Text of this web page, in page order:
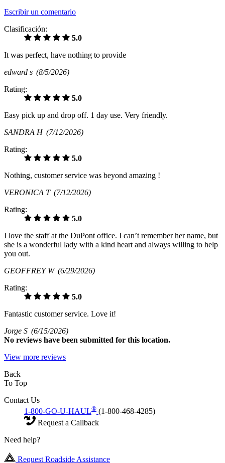
Escribir un comentario
Clasificación:
5.0
It was perfect, have nothing to provide
edward s (8/5/2026)
Rating:
5.0
Easy pick up and drop off. 1 day use. Very friendly.
SANDRA H (7/12/2026)
Rating:
5.0
Nothing, customer service was beyond amazing !
VERONICA T (7/12/2026)
Rating:
5.0
I love the staff at the DuPont office. I can’t remember her name, but
she is a wonderful lady with a kind heart and always willing to help
you out.
GEOFFREY W (6/29/2026)
Rating:
5.0
Fantastic customer service. Love it!
Jorge S (6/15/2026)
No reviews have been submitted for this location.
View more reviews
Back
To Top
Contact Us
1-800-GO-U-HAUL® (1-800-468-4285)
Request a Callback
Need help?
Request Roadside Assistance